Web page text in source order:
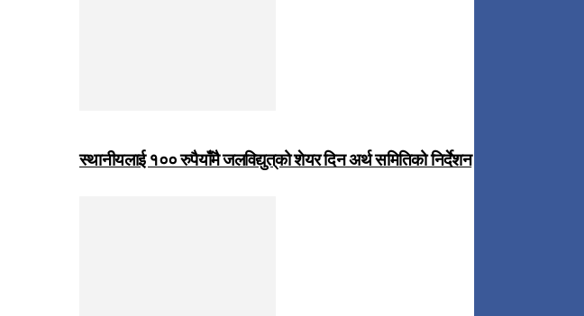
स्थानीयलाई १०० रुपैयाँमै जलविद्युत्‌को शेयर दिन अर्थ समितिको निर्देशन